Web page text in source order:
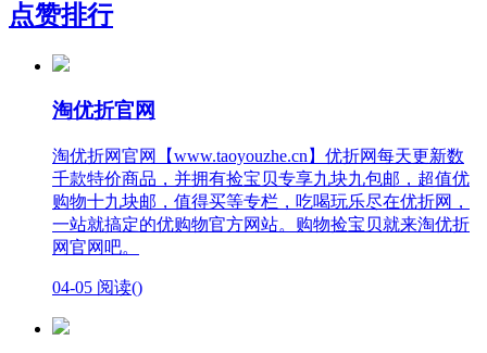
点赞排行
淘优折官网
淘优折网官网【www.taoyouzhe.cn】优折网每天更新数
千款特价商品，并拥有捡宝贝专享九块九包邮，超值优
购物十九块邮，值得买等专栏，吃喝玩乐尽在优折网，
一站就搞定的优购物官方网站。购物捡宝贝就来淘优折
网官网吧。
04-05 阅读()